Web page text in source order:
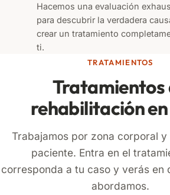
Hacemos una evaluación
para descubrir la verdadera
crear un tratamiento
ti.
TRATAMIENTOS
Tratamientos
rehabilitación en
Trabajamos por zona corporal
paciente. Entra en el
corresponda a tu caso y verás en
abordamos.